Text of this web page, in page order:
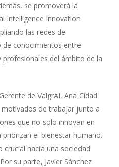
se promoverá la
Intelligence Innovation
las redes de
de conocimientos entre
del ámbito de la
de ValgrAI, Ana Cidad
de trabajar junto a
que no solo innovan en
el bienestar humano.
crucial hacia una sociedad
su parte, Javier Sánchez